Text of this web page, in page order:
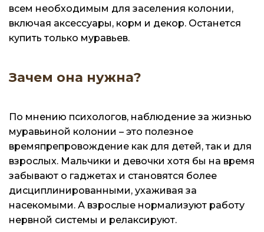
всем необходимым для заселения колонии,
включая аксессуары, корм и декор. Останется
купить только муравьев.
Зачем она нужна?
По мнению психологов, наблюдение за жизнью
муравьиной колонии – это полезное
времяпрепровождение как для детей, так и для
взрослых. Мальчики и девочки хотя бы на время
забывают о гаджетах и становятся более
дисциплинированными, ухаживая за
насекомыми. А взрослые нормализуют работу
нервной системы и релаксируют.